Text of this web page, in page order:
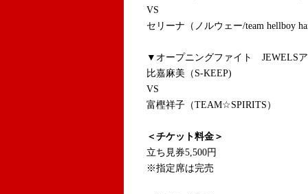
VS
セリーナ（ノルウェー/team hellboy
▼オープニングファイト JEWELS
比嘉麻美（S-KEEP)
VS
富樫祥子（TEAM☆SPIRITS）
＜チケット料金＞
立ち見券5,500円
※指定席は完売